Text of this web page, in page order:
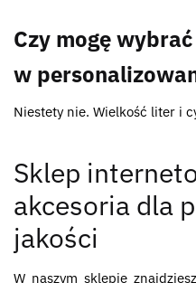
Czy mogę
w
Niestety nie. Wielkość liter i
Sklep
akcesoria dla
jakości
W naszym sklepie